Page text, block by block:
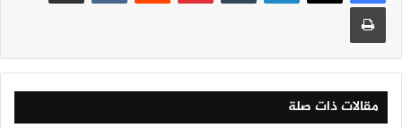
مقالات ذات صلة